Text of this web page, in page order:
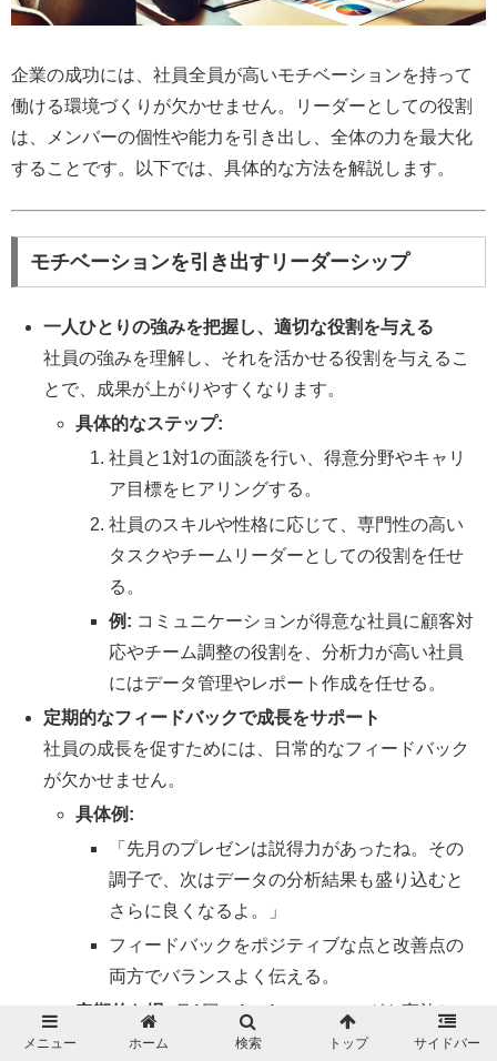
企業の成功には、社員全員が高いモチベーションを持って
働ける環境づくりが欠かせません。リーダーとしての役割
は、メンバーの個性や能力を引き出し、全体の力を最大化
することです。以下では、具体的な方法を解説します。
モチベーションを引き出すリーダーシップ
一人ひとりの強みを把握し、適切な役割を与える
社員の強みを理解し、それを活かせる役割を与えるこ
とで、成果が上がりやすくなります。
具体的なステップ:
社員と1対1の面談を行い、得意分野やキャリ
ア目標をヒアリングする。
社員のスキルや性格に応じて、専門性の高い
タスクやチームリーダーとしての役割を任せ
る。
例: コミュニケーションが得意な社員に顧客対
応やチーム調整の役割を、分析力が高い社員
にはデータ管理やレポート作成を任せる。
定期的なフィードバックで成長をサポート
社員の成長を促すためには、日常的なフィードバック
が欠かせません。
具体例:
「先月のプレゼンは説得力があったね。その
調子で、次はデータの分析結果も盛り込むと
さらに良くなるよ。」
フィードバックをポジティブな点と改善点の
両方でバランスよく伝える。
定期的な場:
月1回の1on1ミーティングを実施し、
目標の進捗や困りごとを確認する。
メニュー ホーム 検索 トップ サイドバー